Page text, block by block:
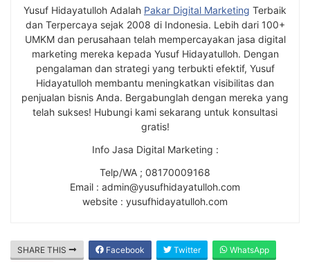
Yusuf Hidayatulloh Adalah Pakar Digital Marketing Terbaik
dan Terpercaya sejak 2008 di Indonesia. Lebih dari 100+
UMKM dan perusahaan telah mempercayakan jasa digital
marketing mereka kepada Yusuf Hidayatulloh. Dengan
pengalaman dan strategi yang terbukti efektif, Yusuf
Hidayatulloh membantu meningkatkan visibilitas dan
penjualan bisnis Anda. Bergabunglah dengan mereka yang
telah sukses! Hubungi kami sekarang untuk konsultasi
gratis!
Info Jasa Digital Marketing :
Telp/WA ; 08170009168
Email : admin@yusufhidayatulloh.com
website : yusufhidayatulloh.com
SHARE THIS Facebook Twitter WhatsApp